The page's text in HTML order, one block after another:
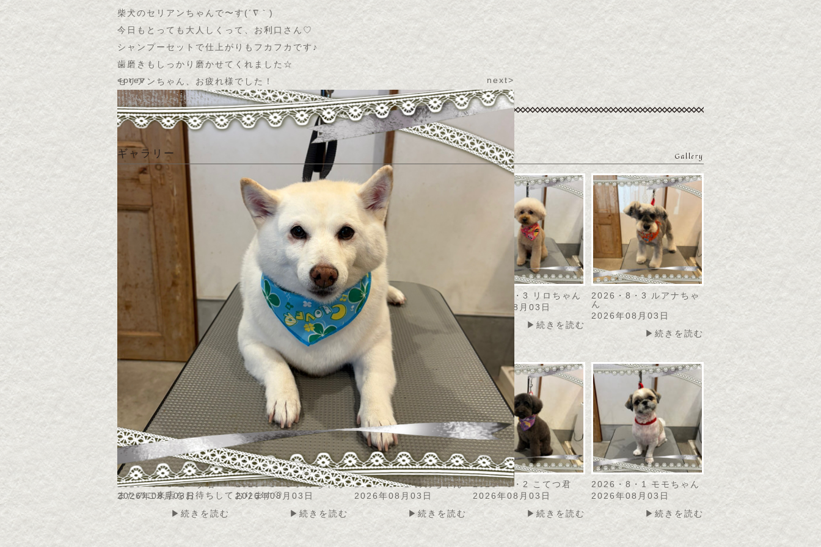
柴犬のセリアンちゃんで〜す(´∇｀ )
今日もとっても大人しくって、お利口さん♡
シャンプーセットで仕上がりもフカフカです♪
歯磨きもしっかり磨かせてくれました☆
セリアンちゃん、お疲れ様でした！
またのご来店をお待ちしております♡
<prev next>
ギャラリー Gallery
2026・8・4 モコちゃん
2026年08月05日
▶続きを読む
2026・8・4 カノアちゃ
ん
2026年08月04日
▶続きを読む
2026・8・4 トト君
2026年08月04日
▶続きを読む
2026・8・3 リロちゃん
2026年08月03日
▶続きを読む
2026・8・3 ルアナちゃ
ん
2026年08月03日
▶続きを読む
2026・8・3 コータ君
2026年08月03日
▶続きを読む
2026・8・3 メルちゃん
2026年08月03日
▶続きを読む
2026・8・2 ののちゃん
2026年08月03日
▶続きを読む
2026・8・2 こてつ君
2026年08月03日
▶続きを読む
2026・8・1 モモちゃん
2026年08月03日
▶続きを読む